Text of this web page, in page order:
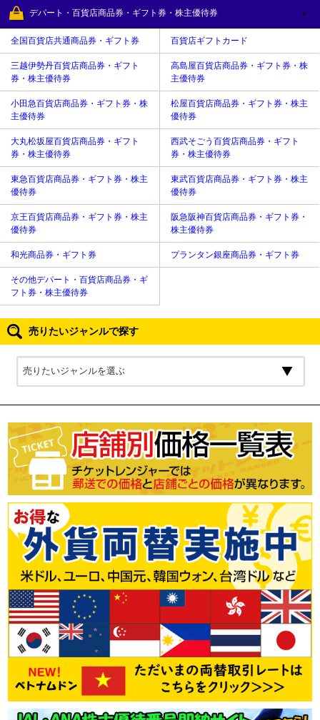
デパート・百貨店商品券・ギフト券・株主優待券
全国百貨店共通商品券・ギフト券 百貨店ギフトカード
三越伊勢丹百貨店商品券・ギフト
券・株主優待券
高島屋百貨店商品券・ギフト券・株
主優待券
小田急百貨店商品券・ギフト券・株
主優待券
松屋百貨店商品券・ギフト券・株主
優待券
大丸松坂屋百貨店商品券・ギフト
券・株主優待券
西武そごう百貨店商品券・ギフト
券・株主優待券
東急百貨店商品券・ギフト券・株主
優待券
東武百貨店商品券・ギフト券・株主
優待券
京王百貨店商品券・ギフト券・株主
優待券
阪急阪神百貨店商品券・ギフト券・
株主優待券
和光商品券・ギフト券 プランタン銀座商品券・ギフト券
その他デパート・百貨店商品券・ギ
フト券・株主優待券
売りたいジャンルで探す